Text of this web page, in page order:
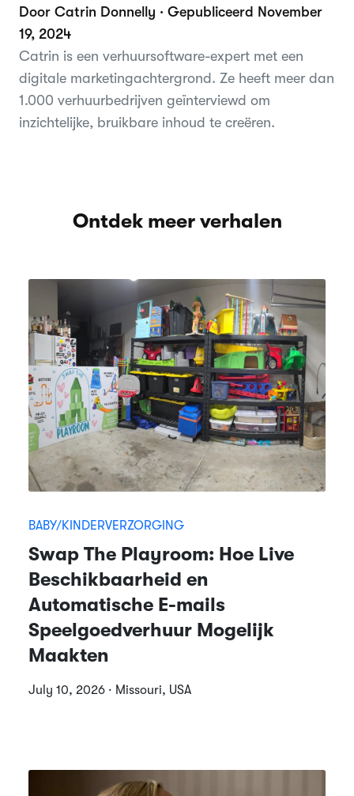
Door Catrin Donnelly · Gepubliceerd November
19, 2024
Catrin is een verhuursoftware-expert met een
digitale marketingachtergrond. Ze heeft meer dan
1.000 verhuurbedrijven geïnterviewd om
inzichtelijke, bruikbare inhoud te creëren.
Ontdek meer verhalen
BABY/KINDERVERZORGING
Swap The Playroom: Hoe Live
Beschikbaarheid en
Automatische E-mails
Speelgoedverhuur Mogelijk
Maakten
July 10, 2026 · Missouri, USA